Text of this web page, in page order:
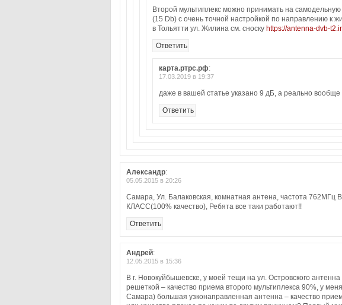
Второй мультиплекс можно принимать на
(15 Db) с очень точной настройкой по направлению к
в Тольятти ул. Жилина см. сноску https://antenna-dvb-
Ответить
карта.ртрс.рф:
17.03.2019 в 19:37
даже в вашей статье указано 9 дБ, а реально
Ответить
Александр:
05.05.2015 в 20:26
Самара, Ул. Балаковская, комнатная антена, частота 762МГц
КЛАСС(100% качество), Ребята все таки работают!!
Ответить
Андрей:
12.05.2015 в 15:36
В г. Новокуйбышевске, у моей тещи на ул. Островского антенна
решеткой – качество приема второго мультиплекса 90%, у
Самара) большая узконаправленная антенна – качество